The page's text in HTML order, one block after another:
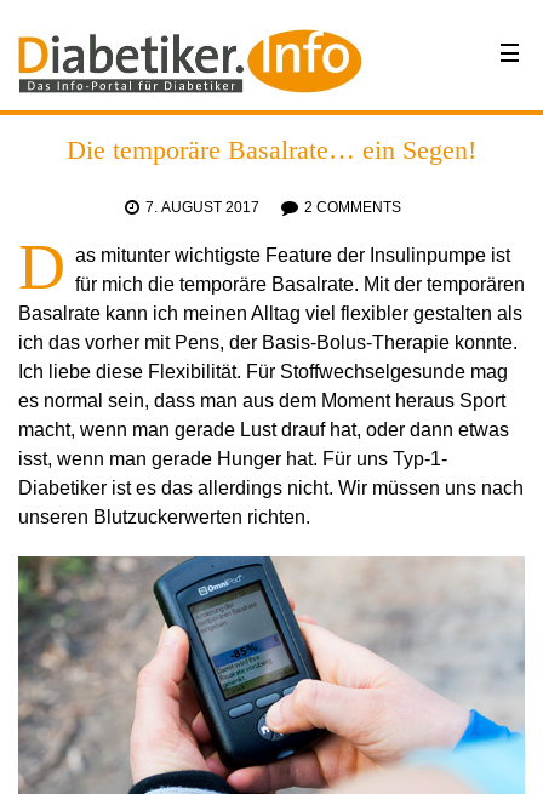
Die temporäre Basalrate… ein Segen!
7. AUGUST 2017 2 COMMENTS
D as mitunter wichtigste Feature der Insulinpumpe ist
für mich die temporäre Basalrate. Mit der temporären
Basalrate kann ich meinen Alltag viel flexibler gestalten als
ich das vorher mit Pens, der Basis-Bolus-Therapie konnte.
Ich liebe diese Flexibilität. Für Stoffwechselgesunde mag
es normal sein, dass man aus dem Moment heraus Sport
macht, wenn man gerade Lust drauf hat, oder dann etwas
isst, wenn man gerade Hunger hat. Für uns Typ-1-
Diabetiker ist es das allerdings nicht. Wir müssen uns nach
unseren Blutzuckerwerten richten.